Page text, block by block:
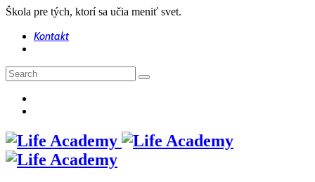
Škola pre tých, ktorí sa učia meniť svet.
Kontakt